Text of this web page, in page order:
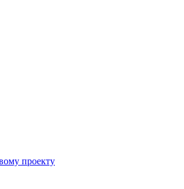
проекту